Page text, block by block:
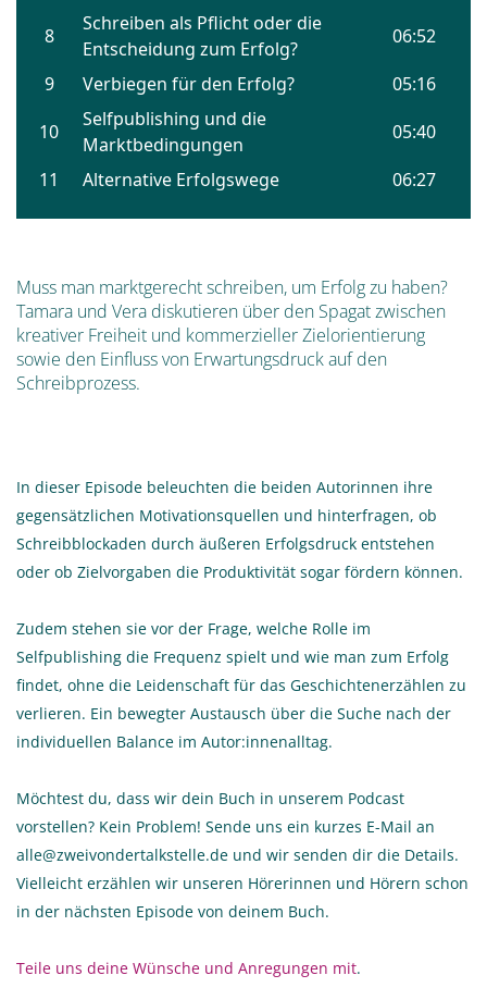
Muss man marktgerecht schreiben, um Erfolg zu haben?
Tamara und Vera diskutieren über den Spagat zwischen
kreativer Freiheit und kommerzieller Zielorientierung
sowie den Einfluss von Erwartungsdruck auf den
Schreibprozess.
In dieser Episode beleuchten die beiden Autorinnen ihre
gegensätzlichen Motivationsquellen und hinterfragen, ob
Schreibblockaden durch äußeren Erfolgsdruck entstehen
oder ob Zielvorgaben die Produktivität sogar fördern können.
Zudem stehen sie vor der Frage, welche Rolle im
Selfpublishing die Frequenz spielt und wie man zum Erfolg
findet, ohne die Leidenschaft für das Geschichtenerzählen zu
verlieren. Ein bewegter Austausch über die Suche nach der
individuellen Balance im Autor:innenalltag.
Möchtest du, dass wir dein Buch in unserem Podcast
vorstellen? Kein Problem! Sende uns ein kurzes E-Mail an
alle@zweivondertalkstelle.de und wir senden dir die Details.
Vielleicht erzählen wir unseren Hörerinnen und Hörern schon
in der nächsten Episode von deinem Buch.
Teile uns deine Wünsche und Anregungen mit.